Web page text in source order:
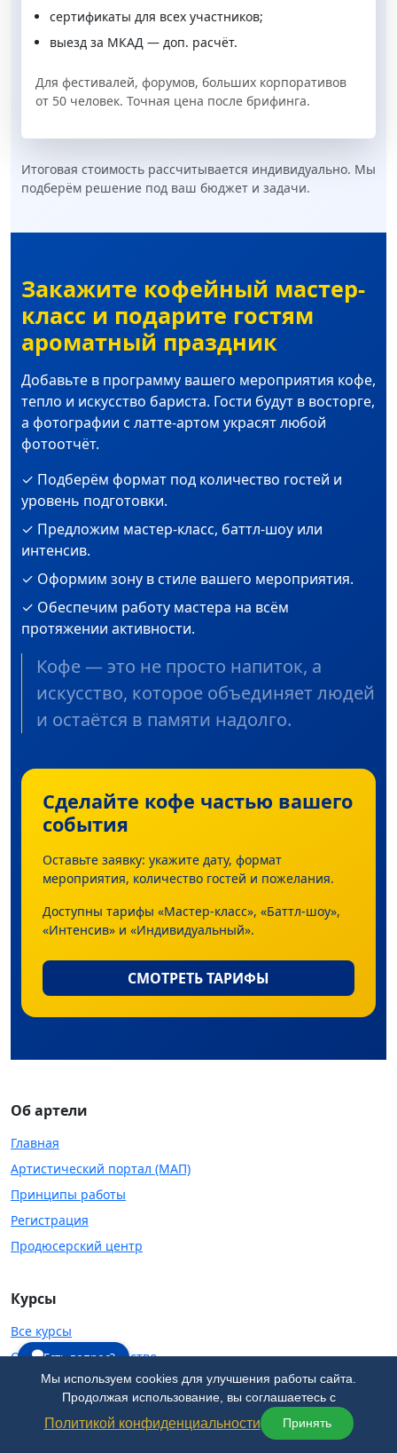
сертификаты для всех участников;
выезд за МКАД — доп. расчёт.
Для фестивалей, форумов, больших корпоративов
от 50 человек. Точная цена после брифинга.
Итоговая стоимость рассчитывается индивидуально. Мы
подберём решение под ваш бюджет и задачи.
Закажите кофейный мастер-
класс и подарите гостям
ароматный праздник
Добавьте в программу вашего мероприятия кофе,
тепло и искусство бариста. Гости будут в восторге,
а фотографии с латте-артом украсят любой
фотоотчёт.
✓ Подберём формат под количество гостей и
уровень подготовки.
✓ Предложим мастер-класс, баттл-шоу или
интенсив.
✓ Оформим зону в стиле вашего мероприятия.
✓ Обеспечим работу мастера на всём
протяжении активности.
Кофе — это не просто напиток, а
искусство, которое объединяет людей
и остаётся в памяти надолго.
Сделайте кофе частью вашего
события
Оставьте заявку: укажите дату, формат
мероприятия, количество гостей и пожелания.
Доступны тарифы «Мастер-класс», «Баттл-шоу»,
«Интенсив» и «Индивидуальный».
СМОТРЕТЬ ТАРИФЫ
Об артели
Главная
Артистический портал (МАП)
Принципы работы
Регистрация
Продюсерский центр
Курсы
Все курсы
Ораторское мастерство
Школа огня
Театральная студия
Школа танцев
Есть вопрос?
Мы используем cookies для улучшения работы сайта.
Продолжая использование, вы соглашаетесь с
Политикой конфиденциальности Принять